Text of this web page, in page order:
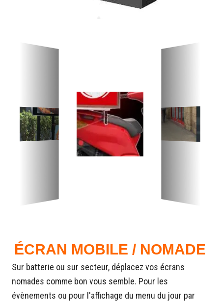
ÉCRAN MOBILE / NOMADE
Sur batterie ou sur secteur, déplacez vos écrans
nomades comme bon vous semble. Pour les
évènements ou pour l'affichage du menu du jour par